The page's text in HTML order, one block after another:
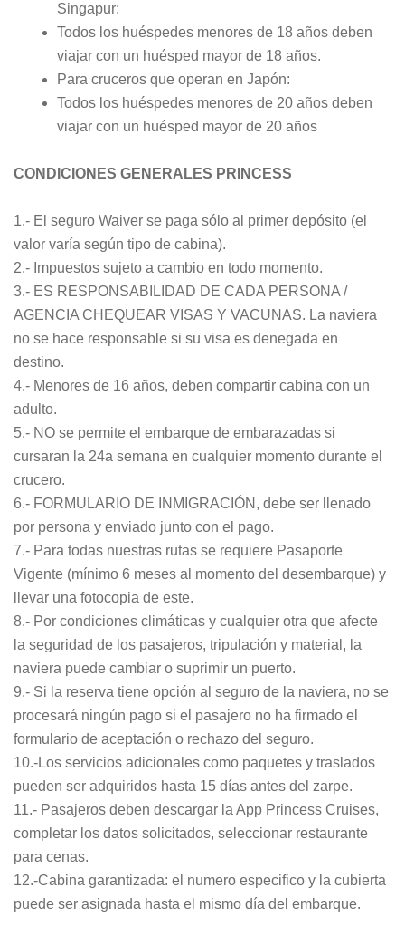
Singapur:
Todos los huéspedes menores de 18 años deben
viajar con un huésped mayor de 18 años.
Para cruceros que operan en Japón:
Todos los huéspedes menores de 20 años deben
viajar con un huésped mayor de 20 años
CONDICIONES GENERALES PRINCESS
1.- El seguro Waiver se paga sólo al primer depósito (el
valor varía según tipo de cabina).
2.- Impuestos sujeto a cambio en todo momento.
3.- ES RESPONSABILIDAD DE CADA PERSONA /
AGENCIA CHEQUEAR VISAS Y VACUNAS. La naviera
no se hace responsable si su visa es denegada en
destino.
4.- Menores de 16 años, deben compartir cabina con un
adulto.
5.- NO se permite el embarque de embarazadas si
cursaran la 24a semana en cualquier momento durante el
crucero.
6.- FORMULARIO DE INMIGRACIÓN, debe ser llenado
por persona y enviado junto con el pago.
7.- Para todas nuestras rutas se requiere Pasaporte
Vigente (mínimo 6 meses al momento del desembarque) y
llevar una fotocopia de este.
8.- Por condiciones climáticas y cualquier otra que afecte
la seguridad de los pasajeros, tripulación y material, la
naviera puede cambiar o suprimir un puerto.
9.- Si la reserva tiene opción al seguro de la naviera, no se
procesará ningún pago si el pasajero no ha firmado el
formulario de aceptación o rechazo del seguro.
10.-Los servicios adicionales como paquetes y traslados
pueden ser adquiridos hasta 15 días antes del zarpe.
11.- Pasajeros deben descargar la App Princess Cruises,
completar los datos solicitados, seleccionar restaurante
para cenas.
12.-Cabina garantizada: el numero especifico y la cubierta
puede ser asignada hasta el mismo día del embarque.